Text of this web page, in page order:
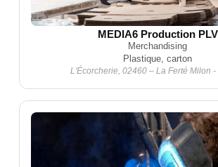
MEDIA6 Production PLV
Merchandising
Plastique, carton
L'Écorcherie, 02460 – La Ferté Milon -